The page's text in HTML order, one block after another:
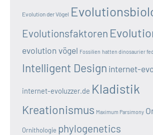
Evolution der Vögel
Evolutionsfaktoren
evolution vögel Fossilien hatten dinosaurier
Intelligent Design internet-
internet-evoluzzer.de Kladistik
Kreationismus Maximum Parsimony
Ornithologie phylogenetics